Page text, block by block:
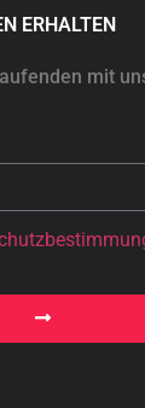
ERHALTEN
mit